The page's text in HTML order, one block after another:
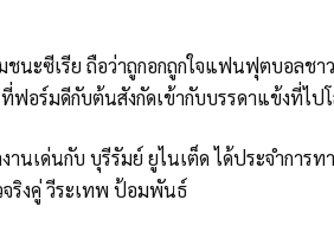
นะซีเรีย ถือว่าถูกอกถูกใจแฟนฟุตบอลชา
ฟอร์มดีกับต้นสังกัดเข้ากับบรรดาแข้งที่ไ
นเด่นกับ บุรีรัมย์ ยูไนเต็ด ได้ประจำการ
ริงคู่ วีระเทพ ป้อมพันธ์